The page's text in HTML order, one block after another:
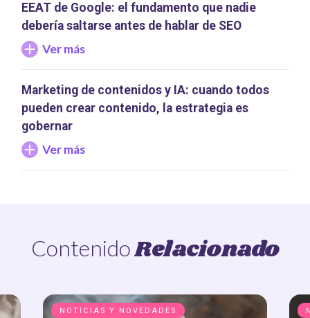
EEAT de Google: el fundamento que nadie
debería saltarse antes de hablar de SEO
Ver más
Marketing de contenidos y IA: cuando todos
pueden crear contenido, la estrategia es
gobernar
Ver más
ContenidoRelacionado
NOTICIAS Y NOVEDADES